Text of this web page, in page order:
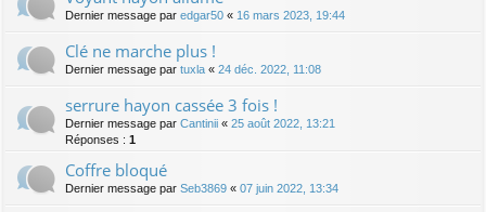
Dernier message par edgar50 « 16 mars 2023, 19:44
Clé ne marche plus !
Dernier message par tuxla « 24 déc. 2022, 11:08
serrure hayon cassée 3 fois !
Dernier message par Cantinii « 25 août 2022, 13:21
Réponses : 1
Coffre bloqué
Dernier message par Seb3869 « 07 juin 2022, 13:34